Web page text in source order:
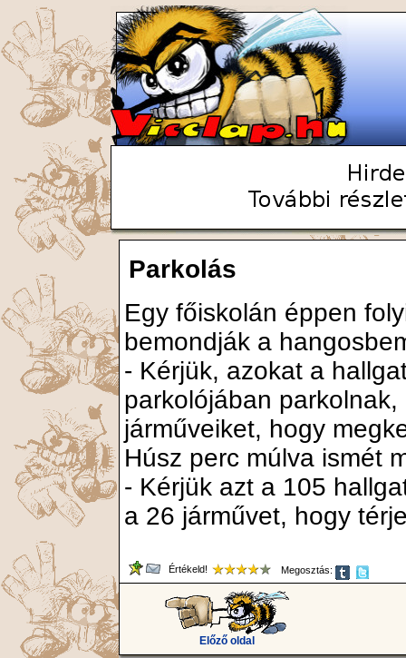
Parkolás
Egy főiskolán éppen
bemondják a
- Kérjük, azokat a
parkolójában
járműveiket, hogy
Húsz perc múlva ismét
- Kérjük azt a 105
a 26 járművet, hogy
Értékeld! Megosztás:
Előző oldal